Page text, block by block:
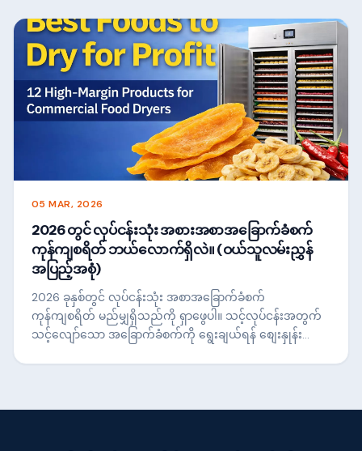
များကို ဖန်တီးနိုင်ပုံကို လေ့လာပါ။
05 MAR, 2026
2026 တွင် လုပ်ငန်းသုံး အစားအစာအခြောက်ခံစက်
ကုန်ကျစရိတ် ဘယ်လောက်ရှိလဲ။ (ဝယ်သူလမ်းညွှန်
အပြည့်အစုံ)
2026 ခုနှစ်တွင် လုပ်ငန်းသုံး အစာအခြောက်ခံစက်
ကုန်ကျစရိတ် မည်မျှရှိသည်ကို ရှာဖွေပါ။ သင့်လုပ်ငန်းအတွက်
သင့်လျော်သော အခြောက်ခံစက်ကို ရွေးချယ်ရန် စျေးနှုန်း